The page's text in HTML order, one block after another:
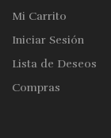
Mi Carrito
Iniciar Sesión
Lista de Deseos
Compras